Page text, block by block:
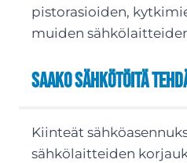
pistorasioiden,
muiden
Saako sähkötöitä
Kiinteät
sähkölaitteiden